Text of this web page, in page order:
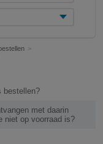
bestellen?
met daarin
niet op voorraad is?